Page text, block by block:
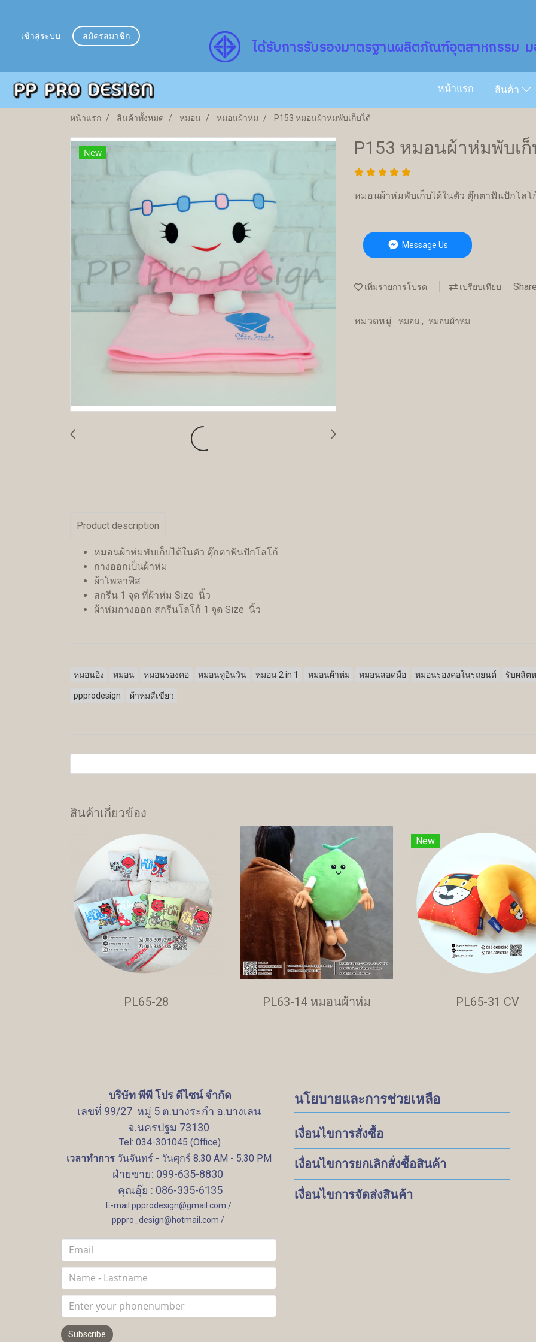
เข้าสู่ระบบ สมัครสมาชิก ได้รับการรับรองมาตรฐานผลิตภัณฑ์อุตสาหกรรม ม
หน้าแรก สินค้า
หน้าแรก สินค้าทั้งหมด หมอน หมอนผ้าห่ม P153 หมอนผ้าห่มพับเก็บได้
New P153 หมอนผ้าห่มพับเ
หมอนผ้าห่มพับเก็บได้ในตัว ตุ๊กตาฟันปักโล
Message Us
เพิ่มรายการโปรด เปรียบเทียบ
หมวดหมู่ : หมอน , หมอนผ้าห่ม
Product description
หมอนผ้าห่มพับเก็บได้ในตัว ตุ๊กตาฟันปักโลโก้
กางออกเป็นผ้าห่ม
ผ้าโพลาฟีส
สกรีน 1 จุด ที่ผ้าห่ม Size นิ้ว
ผ้าห่มกางออก สกรีนโลโก้ 1 จุด Size นิ้ว
หมอนอิง หมอน หมอนรองคอ หมอนทูอินวัน หมอน 2 in 1 หมอนผ้าห่ม หมอนสอดมือ หมอนรองคอในรถยนต์ รับผลิต
ppprodesign ผ้าห่มสีเขียว
สินค้าเกี่ยวข้อง
PL65-28 PL63-14 หมอนผ้าห่ม
New
PL65-31 CV
บริษัท พีพี โปร ดีไซน์ จำกัด
เลขที่ 99/27 หมู่ 5 ต.บางระกำ อ.บางเลน
จ.นครปฐม 73130
Tel: 034-301045 (Office)
เวลาทำการวันจันทร์ - วันศุกร์ 8.30 AM - 5.30 PM
ฝ่ายขาย: 099-635-8830
คุณอุ๊ย : 086-335-6135
E-mail:ppprodesign@gmail.com /
pppro_design@hotmail.com /
Subscribe
นโยบายและการช่วยเหลือ
เงื่อนไขการสั่งซื้อ
เงื่อนไขการยกเลิกสั่งซื้อสินค้า
เงื่อนไขการจัดส่งสินค้า